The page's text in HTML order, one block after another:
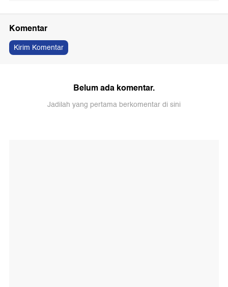
Komentar
Kirim Komentar
Belum ada komentar.
Jadilah yang pertama berkomentar di sini